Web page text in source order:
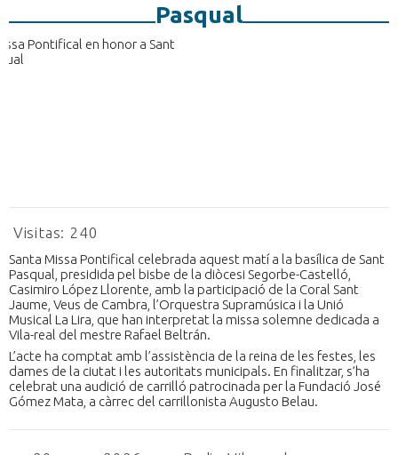
Pasqual
Visitas: 240
Santa Missa Pontifical celebrada aquest matí a la basílica de Sant
Pasqual, presidida pel bisbe de la diòcesi Segorbe-Castelló,
Casimiro López Llorente, amb la participació de la Coral Sant
Jaume, Veus de Cambra, l’Orquestra Supramúsica i la Unió
Musical La Lira, que han interpretat la missa solemne dedicada a
Vila-real del mestre Rafael Beltrán.
L’acte ha comptat amb l’assistència de la reina de les festes, les
dames de la ciutat i les autoritats municipals. En finalitzar, s’ha
celebrat una audició de carrilló patrocinada per la Fundació José
Gómez Mata, a càrrec del carrillonista Augusto Belau.